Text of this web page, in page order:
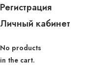
Регистрация
Личный кабинет
No products
in the cart.